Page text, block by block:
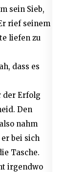
sein Sieb,
rief seinem
liefen zu
dass es
der Erfolg
Den
nahm
bei sich
Tasche.
irgendwo